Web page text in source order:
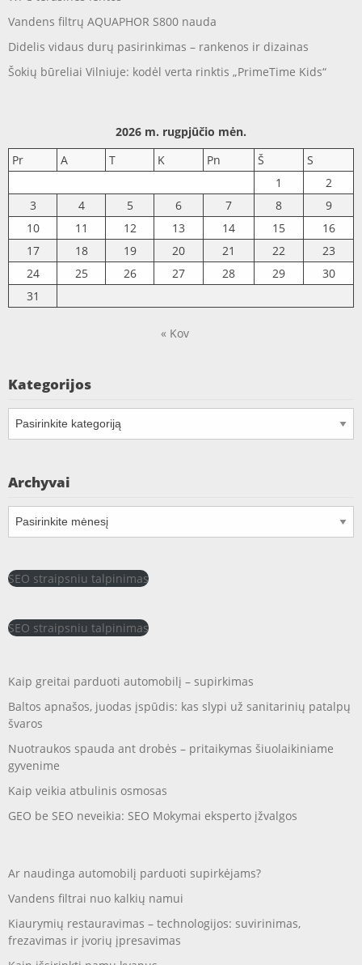
Vandens filtrų AQUAPHOR S800 nauda
Didelis vidaus durų pasirinkimas – rankenos ir dizainas
Šokių būreliai Vilniuje: kodėl verta rinktis „PrimeTime Kids“
2026 m. rugpjūčio mėn.
Pr
A T K Pn Š
S
1
2
3
4 5 6 7 8
9
10
11 12 13 14 15
16
17
18 19 20 21 22
23
24
25 26 27 28 29
30
31
« Kov
Kategorijos
Kategorijos
Archyvai
Archyvai
SEO straipsniu talpinimas
SEO straipsniu talpinimas
Kaip greitai parduoti automobilį – supirkimas
Baltos apnašos, juodas įspūdis: kas slypi už sanitarinių patalpų
švaros
Nuotraukos spauda ant drobės – pritaikymas šiuolaikiniame
gyvenime
Kaip veikia atbulinis osmosas
GEO be SEO neveikia: SEO Mokymai eksperto įžvalgos
Ar naudinga automobilį parduoti supirkėjams?
Vandens filtrai nuo kalkių namui
Kiaurymių restauravimas – technologijos: suvirinimas,
frezavimas ir įvorių įpresavimas